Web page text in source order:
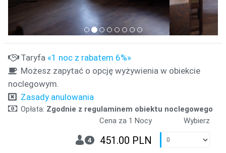
Taryfa «1 noc z rabatem 6%»
Możesz zapytać o opcję wyżywienia w obiekcie
noclegowym.
Zasady anulowania
Opłata: Zgodnie z regulaminem obiektu noclegowego
Cena za 1 Nocy
Wybierz
4 451.00 PLN